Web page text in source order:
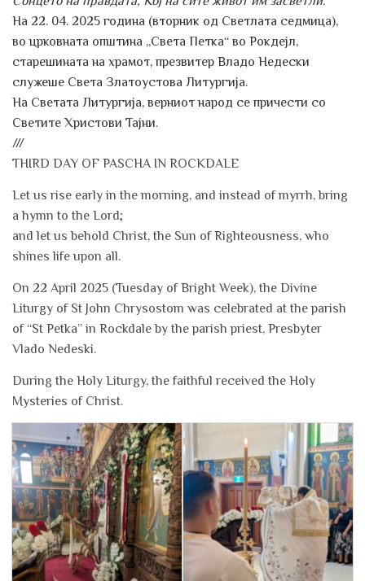
На 22. 04. 2025 година (вторник од Светлата седмица),
во црковната општина „Света Петка“ во Рокдејл,
старешината на храмот, презвитер Владо Недески
служеше Света Златоустова Литургија.
На Светата Литургија, верниот народ се причести со
Светите Христови Тајни.
///
THIRD DAY OF PASCHA IN ROCKDALE
Let us rise early in the morning, and instead of myrrh, bring
a hymn to the Lord;
and let us behold Christ, the Sun of Righteousness, who
shines life upon all.
On 22 April 2025 (Tuesday of Bright Week), the Divine
Liturgy of St John Chrysostom was celebrated at the parish
of “St Petka” in Rockdale by the parish priest, Presbyter
Vlado Nedeski.
During the Holy Liturgy, the faithful received the Holy
Mysteries of Christ.